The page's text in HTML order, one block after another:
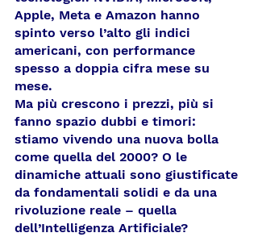
Apple, Meta e Amazon hanno
spinto verso l’alto gli indici
americani, con performance
spesso a doppia cifra mese su
mese.
Ma più crescono i prezzi, più si
fanno spazio dubbi e timori:
stiamo vivendo una nuova bolla
come quella del 2000? O le
dinamiche attuali sono giustificate
da fondamentali solidi e da una
rivoluzione reale – quella
dell’Intelligenza Artificiale?